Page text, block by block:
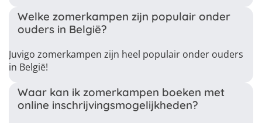
Welke zomerkampen zijn populair onder
ouders in België?
Juvigo zomerkampen zijn heel populair onder ouders
in België!
Waar kan ik zomerkampen boeken met
online inschrijvingsmogelijkheden?